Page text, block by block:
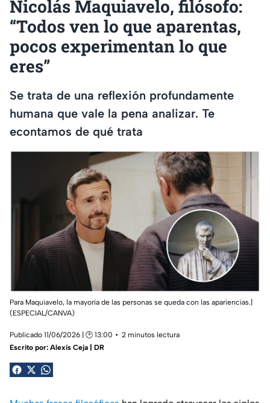
Nicolás Maquiavelo, filósofo:
“Todos ven lo que aparentas,
pocos experimentan lo que
eres”
Se trata de una reflexión profundamente
humana que vale la pena analizar. Te
econtamos de qué trata
Para Maquiavelo, la mayoría de las personas se queda con las apariencias.|
(ESPECIAL/CANVA)
Publicado 11/06/2026 | 🕑 13:00
2 minutos lectura
Escrito por: Alexis Ceja | DR